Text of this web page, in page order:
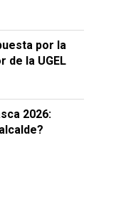
por la
de la UGEL
2026: